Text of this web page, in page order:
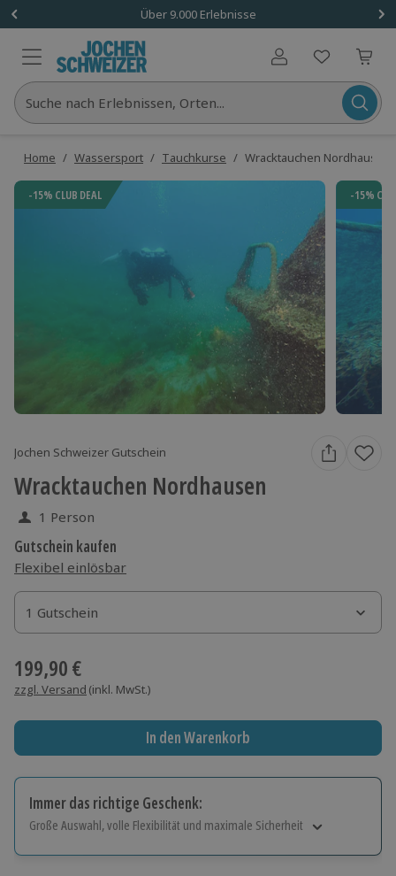
Über 9.000 Erlebnisse
Benutzerkonto
Suche nach Erlebnissen, Orten...
Home / Wassersport / Tauchkurse / Wracktauchen Nordhausen
-15% CLUB DEAL -15%
Jochen Schweizer Gutschein
Wracktauchen Nordhausen
1 Person
Gutschein kaufen
Flexibel einlösbar
1 Gutschein
1 Gutschein
1 Gutschein
199,90 €
zzgl. Versand (inkl. MwSt.)
In den Warenkorb
Immer das richtige Geschenk:
Große Auswahl, volle Flexibilität und maximale Sicherheit